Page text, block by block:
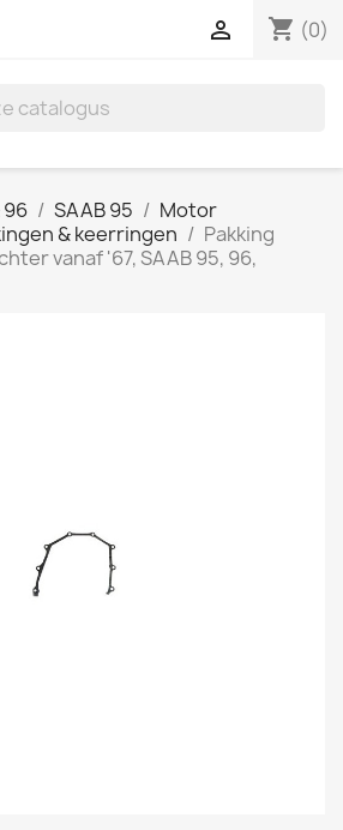
shopping_cart (0)

96 SAAB 95
Motor
& keerringen
Pakking
vanaf '67, SAAB 95, 96,